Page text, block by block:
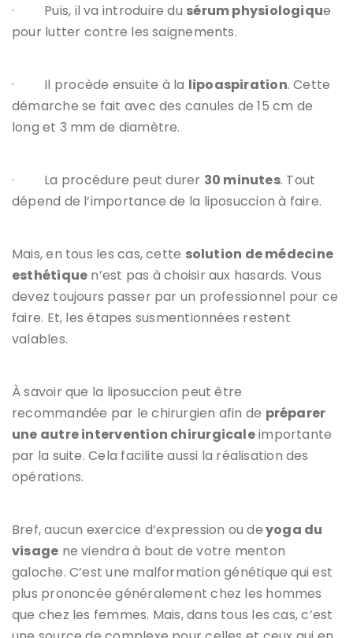
· Puis, il va introduire du sérum physiologique
pour lutter contre les saignements.
· Il procède ensuite à la lipoaspiration. Cette
démarche se fait avec des canules de 15 cm de
long et 3 mm de diamètre.
· La procédure peut durer 30 minutes. Tout
dépend de l’importance de la liposuccion à faire.
Mais, en tous les cas, cette solution de médecine
esthétique n’est pas à choisir aux hasards. Vous
devez toujours passer par un professionnel pour ce
faire. Et, les étapes susmentionnées restent
valables.
À savoir que la liposuccion peut être
recommandée par le chirurgien afin de préparer
une autre intervention chirurgicaleimportante
par la suite. Cela facilite aussi la réalisation des
opérations.
Bref, aucun exercice d’expression ou deyoga du
visage ne viendra à bout de votre menton
galoche. C’est une malformation génétique qui est
plus prononcée généralement chez les hommes
que chez les femmes. Mais, dans tous les cas, c’est